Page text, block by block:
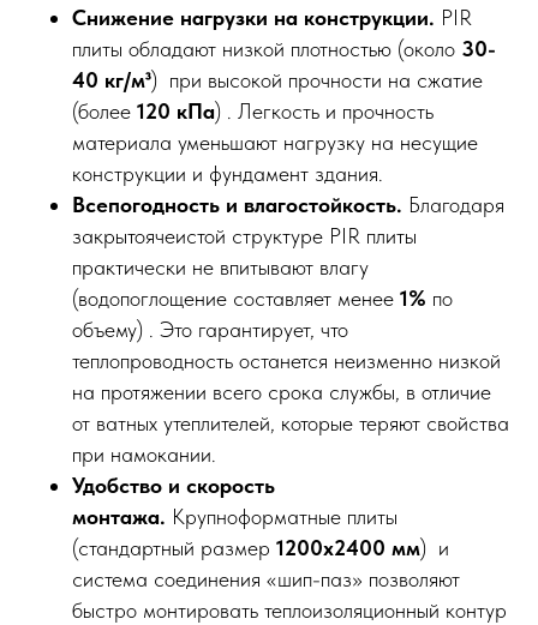
Снижение нагрузки на конструкции. PIR
плиты обладают низкой плотностью (около 30-
40 кг/м³) при высокой прочности на сжатие
(более 120 кПа) . Легкость и прочность
материала уменьшают нагрузку на несущие
конструкции и фундамент здания.
Всепогодность и влагостойкость. Благодаря
закрытоячеистой структуре PIR плиты
практически не впитывают влагу
(водопоглощение составляет менее 1% по
объему) . Это гарантирует, что
теплопроводность останется неизменно низкой
на протяжении всего срока службы, в отличие
от ватных утеплителей, которые теряют свойства
при намокании.
Удобство и скорость
монтажа. Крупноформатные плиты
(стандартный размер 1200х2400 мм) и
система соединения «шип-паз» позволяют
быстро монтировать теплоизоляционный контур